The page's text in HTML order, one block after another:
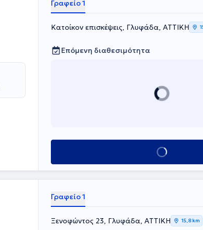
Γραφείο 1
Κατοίκον επισκέψεις, Γλυφάδα, ΑΤΤΙΚΗ
Επόμενη διαθεσιμότητα
Κλείσε ραντεβού
Γραφείο 1
Ξενοφώντος 23, Γλυφάδα, ΑΤΤΙΚΗ 15,8 km